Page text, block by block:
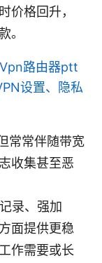
价格回升，
。
Vpn路由器ptt
设置、隐私
常常伴随带宽
收集甚至恶
录、强加
面提供更稳
作需要或长